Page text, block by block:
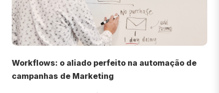
Workflows: o aliado perfeito na automação de
campanhas de Marketing